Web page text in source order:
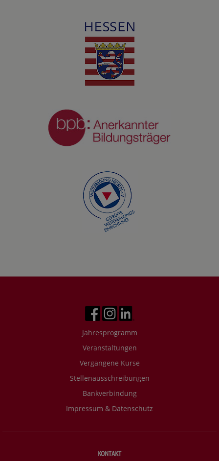
Jahresprogramm
Veranstaltungen
Vergangene Kurse
Stellenausschreibungen
Bankverbindung
Impressum & Datenschutz
KONTAKT